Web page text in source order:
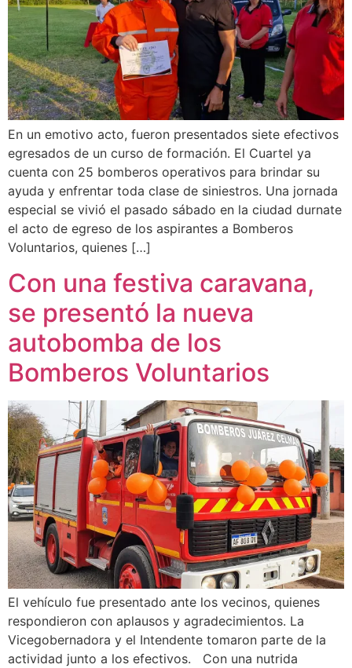
En un emotivo acto, fueron presentados siete efectivos
egresados de un curso de formación. El Cuartel ya
cuenta con 25 bomberos operativos para brindar su
ayuda y enfrentar toda clase de siniestros. Una jornada
especial se vivió el pasado sábado en la ciudad durnate
el acto de egreso de los aspirantes a Bomberos
Voluntarios, quienes […]
Con una festiva caravana,
se presentó la nueva
autobomba de los
Bomberos Voluntarios
El vehículo fue presentado ante los vecinos, quienes
respondieron con aplausos y agradecimientos. La
Vicegobernadora y el Intendente tomaron parte de la
actividad junto a los efectivos. Con una nutrida